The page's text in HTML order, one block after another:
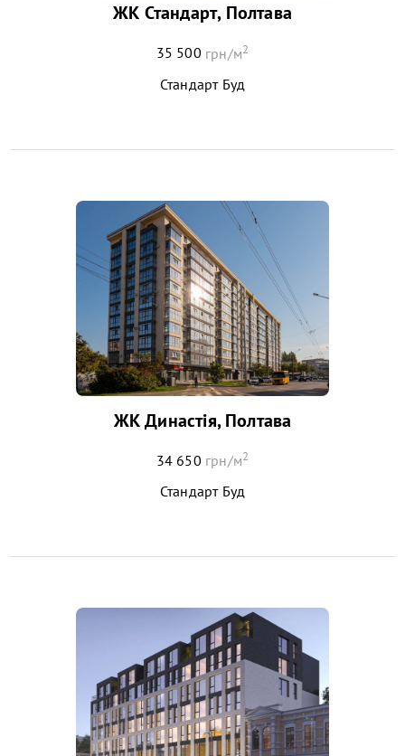
ЖК Стандарт, Полтава
35 500 грн/м2
Стандарт Буд
ЖК Династія, Полтава
34 650 грн/м2
Стандарт Буд